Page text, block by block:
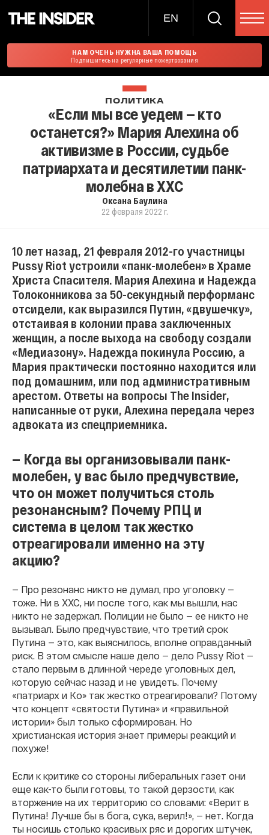
EN
НАМ ОЧЕНЬ НУЖНА ВАША ПОМОЩЬ
Подпишитесь на регулярные пожертвования
ПОЛИТИКА
«Если мы все уедем — кто
останется?» Мария Алехина об
активизме в России, судьбе
патриархата и десятилетии панк-
молебна в ХХС
Оксана Баулина
22 февраля 2022 г.
10 лет назад, 21 февраля 2012-го участницы
Pussy Riot устроили «панк-молебен» в Храме
Христа Спасителя. Мария Алехина и Надежда
Толоконникова за 50-секундный перформанс
отсидели, как выразился Путин, «двушечку»,
отстаивая в колонии права заключенных
женщин, а после выхода на свободу создали
«Медиазону». Надежда покинула Россию, а
Мария практически постоянно находится или
под домашним, или под административным
арестом. Ответы на вопросы The Insider,
написанные от руки, Алехина передала через
адвоката из спецприемника.
— Когда вы организовывали панк-
молебен, у вас было предчувствие,
что он может получиться столь
резонансным? Почему РПЦ и
система в целом так жестко
отреагировали именно на эту
акцию?
— Про резонанс никто не думал, про уголовку —
тоже. Ни в ХХС, ни после того, как мы вышли, нас
никто не задержал. Полиции не было — ее никто не
вызывал. Было предчувствие, что третий срок
Путина — это, как выяснилось, вполне оправданный
риск. В этом смысле наше дело — дело Pussy Riot —
стало первым в длинной череде уголовных дел,
которую сейчас назад и не увидеть. Почему
«патриарх и Кo» так жестко отреагировали? Потому
что концепт «святости Путина» и «правильной
истории» был только сформирован. Но
христианская история знает примеры реакций и
похуже!
Если к критике со стороны либеральных газет они
еще как-то были готовы, то такой дерзости, как
вторжение на их территорию со словами: «Верит в
Путина! Лучше бы в бога, сука, верил!», — нет. Когда
ты носишь столько красивых ряс и дорогих штучек,